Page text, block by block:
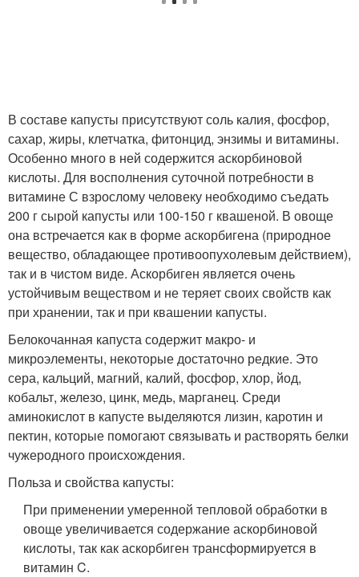
В составе капусты присутствуют соль калия, фосфор,
сахар, жиры, клетчатка, фитонцид, энзимы и витамины.
Особенно много в ней содержится аскорбиновой
кислоты. Для восполнения суточной потребности в
витамине С взрослому человеку необходимо съедать
200 г сырой капусты или 100-150 г квашеной. В овоще
она встречается как в форме аскорбигена (природное
вещество, обладающее противоопухолевым действием),
так и в чистом виде. Аскорбиген является очень
устойчивым веществом и не теряет своих свойств как
при хранении, так и при квашении капусты.
Белокочанная капуста содержит макро- и
микроэлементы, некоторые достаточно редкие. Это
сера, кальций, магний, калий, фосфор, хлор, йод,
кобальт, железо, цинк, медь, марганец. Среди
аминокислот в капусте выделяются лизин, каротин и
пектин, которые помогают связывать и растворять белки
чужеродного происхождения.
Польза и свойства капусты:
При применении умеренной тепловой обработки в
овоще увеличивается содержание аскорбиновой
кислоты, так как аскорбиген трансформируется в
витамин C.